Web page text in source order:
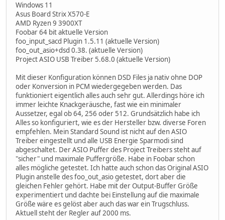
Windows 11
Asus Board Strix X570-E
AMD Ryzen 9 3900XT
Foobar 64 bit aktuelle Version
foo_input_sacd Plugin 1.5.11 (aktuelle Version)
foo_out_asio+dsd 0.38. (aktuelle Version)
Project ASIO USB Treiber 5.68.0 (aktuelle Version)
Mit dieser Konfiguration können DSD Files ja nativ ohne DOP
oder Konversion in PCM wiedergegeben werden. Das
funktioniert eigentlich alles auch sehr gut. Allerdings höre ich
immer leichte Knackgeräusche, fast wie ein minimaler
Aussetzer, egal ob 64, 256 oder 512. Grundsätzlich habe ich
Alles so konfiguriert, wie es der Hersteller bzw. diverse Foren
empfehlen. Mein Standard Sound ist nicht auf den ASIO
Treiber eingestellt und alle USB Energie Sparmodi sind
abgeschaltet. Der ASIO Puffer des Project Treibers steht auf
"sicher" und maximale Puffergröße. Habe in Foobar schon
alles mögliche getestet. Ich hatte auch schon das Original ASIO
Plugin anstelle des foo_out_asio getestet, dort aber die
gleichen Fehler gehört. Habe mit der Output-Buffer Größe
experimentiert und dachte bei Einstellung auf die maximale
Größe wäre es gelöst aber auch das war ein Trugschluss.
Aktuell steht der Regler auf 2000 ms.